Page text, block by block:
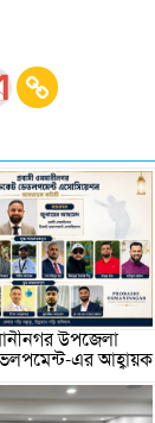
উপজেলা
এর আহ্বায়ক